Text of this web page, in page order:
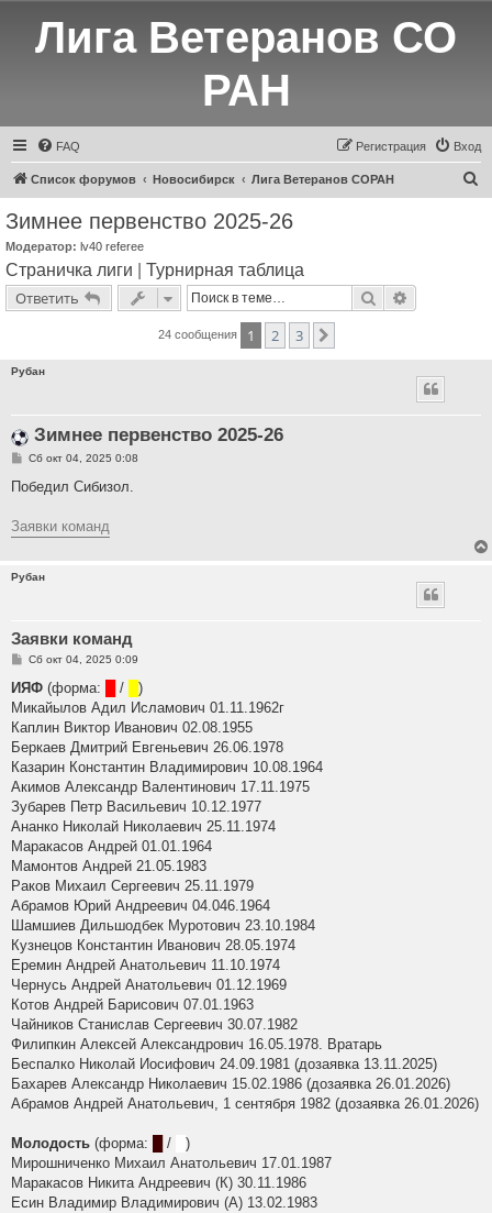
Лига Ветеранов СО
РАН
FAQ Вход
Регистрация
Список форумов Новосибирск Лига Ветеранов СОРАН
Зимнее первенство 2025-26
Модератор: lv40 referee
Страничка лиги Турнирная таблица
Ответить Поиск
24 сообщения 1 2 3
Рубан
Зимнее первенство 2025-26
С
о
е
н
Сб окт 04, 2025 0:08
Победил Сибизол.
Заявки команд
Рубан
Заявки команд
С
о
щ
е
и
е
Сб окт 04, 2025 0:09
ИЯФ (форма: /
)
Микайылов Адил Исламович 01.11.1962г
Каплин Виктор Иванович 02.08.1955
Беркаев Дмитрий Евгеньевич 26.06.1978
Казарин Константин Владимирович 10.08.1964
Акимов Александр Валентинович 17.11.1975
Зубарев Петр Васильевич 10.12.1977
Ананко Николай Николаевич 25.11.1974
Маракасов Андрей 01.01.1964
Мамонтов Андрей 21.05.1983
Раков Михаил Сергеевич 25.11.1979
Абрамов Юрий Андреевич 04.046.1964
Шамшиев Дильшодбек Муротович 23.10.1984
Кузнецов Константин Иванович 28.05.1974
Еремин Андрей Анатольевич 11.10.1974
Чернусь Андрей Анатольевич 01.12.1969
Котов Андрей Барисович 07.01.1963
Чайников Станислав Сергеевич 30.07.1982
Филипкин Алексей Александрович 16.05.1978. Вратарь
Беспалко Николай Иосифович 24.09.1981 (дозаявка 13.11.2025)
Бахарев Александр Николаевич 15.02.1986 (дозаявка 26.01.2026)
Абрамов Андрей Анатольевич, 1 сентября 1982 (дозаявка 26.01.2026)
Молодость (форма: /
)
Мирошниченко Михаил Анатольевич 17.01.1987
Маракасов Никита Андреевич (К) 30.11.1986
Есин Владимир Владимирович (А) 13.02.1983